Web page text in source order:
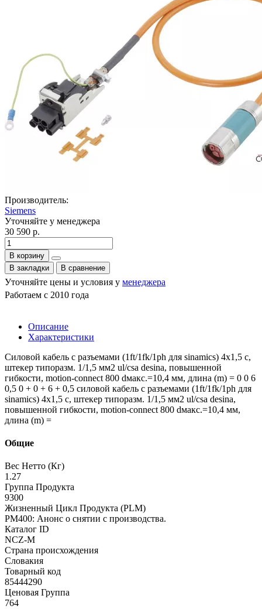
Производитель:
Siemens
Уточняйте у менеджера
30 590 р.
В корзину
В закладки
В сравнение
Уточняйте цены и условия у менеджера
Работаем с 2010 года
Описание
Характеристики
Силовой кабель с разъемами (1ft/1fk/1ph для sinamics) 4x1,5 c,
штекер типоразм. 1/1,5 мм2 ul/csa desina, повышенной
гибкости, motion-connect 800 dмакс.=10,4 мм, длина (m) = 0 0 6
0,5 0 + 0 + 6 + 0,5 силовой кабель с разъемами (1ft/1fk/1ph для
sinamics) 4x1,5 c, штекер типоразм. 1/1,5 мм2 ul/csa desina,
повышенной гибкости, motion-connect 800 dмакс.=10,4 мм,
длина (m) =
Общие
Вес Нетто (Кг)
1.27
Группа Продукта
9300
Жизненный Цикл Продукта (PLM)
PM400: Анонс о снятии с производства.
Каталог ID
NCZ-M
Страна происхождения
Словакия
Товарный код
85444290
Ценовая Группа
764